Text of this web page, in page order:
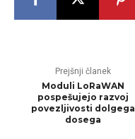
Prejšnji članek
Moduli LoRaWAN
pospešujejo razvoj
povezljivosti dolgega
dosega